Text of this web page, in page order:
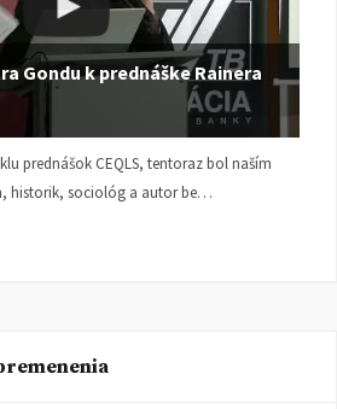
Gondu k prednáške Rainera
prednášok CEQLS, tentoraz bol naším
historik, sociológ a autor be…